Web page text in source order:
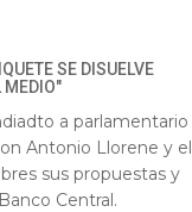
SE DISUELVE
MEDIO"
a parlamentario
Antonio Llorene y el
sus propuestas y
Central.